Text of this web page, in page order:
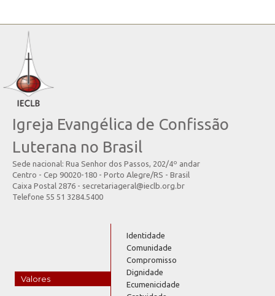
Igreja Evangélica de Confissão
Luterana no Brasil
Sede nacional: Rua Senhor dos Passos, 202/4º andar
Centro - Cep 90020-180 - Porto Alegre/RS - Brasil
Caixa Postal 2876 - secretariageral@ieclb.org.br
Telefone 55 51 3284.5400
Valores
Identidade
Comunidade
Compromisso
Dignidade
Ecumenicidade